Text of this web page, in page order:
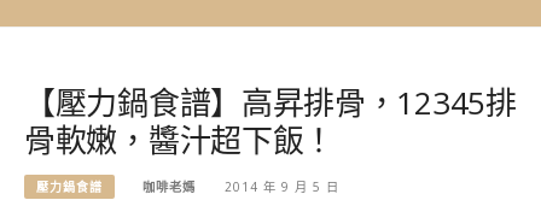
【壓力鍋食譜】高昇排骨，12345排
骨軟嫩，醬汁超下飯！
壓力鍋食譜 咖啡老媽 2014 年 9 月 5 日